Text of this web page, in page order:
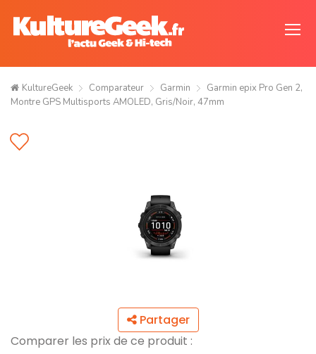
KultureGeek Comparateur Garmin
Garmin epix Pro Gen 2,
Montre GPS Multisports AMOLED, Gris/Noir, 47mm
Partager
Comparer les prix de ce produit :